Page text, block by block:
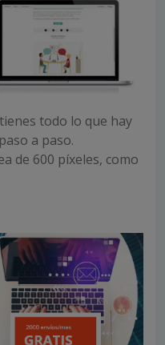
todo lo que hay
a paso.
de 600 píxeles, como